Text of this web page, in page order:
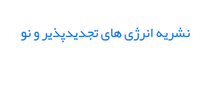
نشریه انرژی های تجدیدپذیر و نو